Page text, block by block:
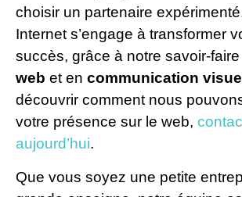
choisir un partenaire
Internet s’engage à transformer
succès, grâce à notre savoir-
web et en communication
découvrir comment nous
votre présence sur le web,
aujourd’hui.
Que vous soyez une petite